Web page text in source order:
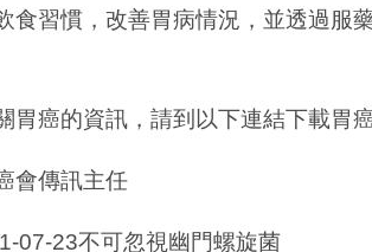
食習慣，改善胃病情況，並透過服
胃癌的資訊，請到以下連結下載胃
會傳訊主任
07-23不可忽視幽門螺旋菌